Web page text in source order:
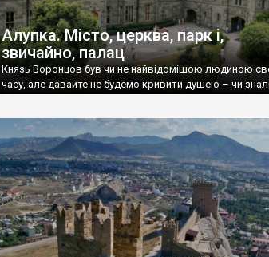
Алупка. Місто, церква, парк і,
звичайно, палац
Князь Воронцов був чи не найвідомішою людиною
часу, але давайте не будемо кривити душею – чи